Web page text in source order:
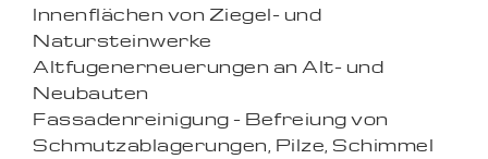
Innenflächen von Ziegel- und
Natursteinwerke
Altfugenerneuerungen an Alt- und
Neubauten
Fassadenreinigung - Befreiung von
Schmutzablagerungen, Pilze, Schimmel